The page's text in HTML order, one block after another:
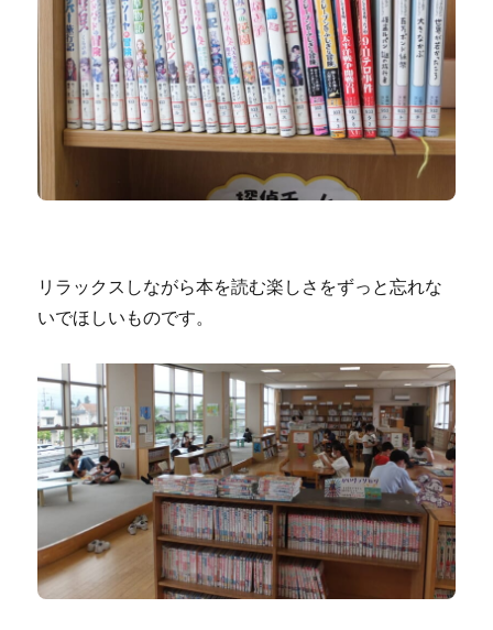
リラックスしながら本を読む楽しさをずっと忘れな
いでほしいものです。